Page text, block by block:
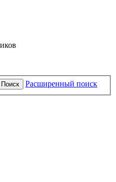
Поиск Расширенный поиск